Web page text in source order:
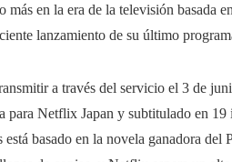
más en la era de la televisión basada
lanzamiento de su último
a través del servicio el 3 de
para Netflix Japan y subtitulado en
basado en la novela ganadora